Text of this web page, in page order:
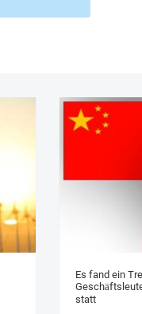
Es fand ein
statt